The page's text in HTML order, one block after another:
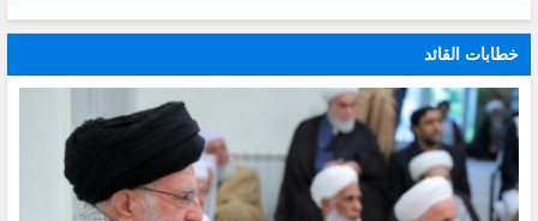
خطابات القائد